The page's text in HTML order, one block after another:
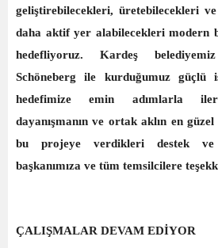
geliştirebilecekleri, üretebilecekleri
daha aktif yer alabilecekleri modern
hedefliyoruz. Kardeş
Schöneberg ile kurduğumuz güçlü
hedefimize emin adımlarla
dayanışmanın ve ortak aklın en
bu projeye verdikleri destek
başkanımıza ve tüm temsilcilere
ÇALIŞMALAR DEVAM EDİYOR